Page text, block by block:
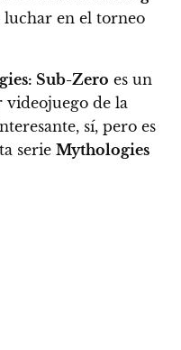
en el torneo
Sub-Zero es un
de la
sí, pero es
serie Mythologies